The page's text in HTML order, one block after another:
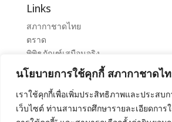
นโยบายการใช้คุกกี้ สภากาชาดไ
เราใช้คุกกี้เพื่อเพิ่มประสิทธิภาพและประสบ
เว็บไซต์ ท่านสามารถศึกษารายละเอียดการ
Links
สภากาชาดไทย
ตราด
พิพิธภัณฑ์เสมือนจริง
ระบบจองห้องศูนย์ราชการุณย์สภากาชาด
ศูนย์ราชการุณย์ สภากาชาดไทย เ